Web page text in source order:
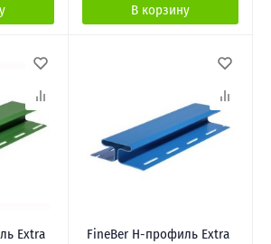
В корзину
Extra
FineBer H-профиль Extra